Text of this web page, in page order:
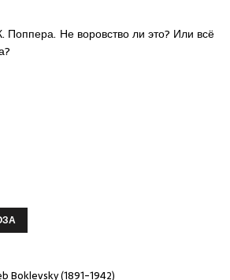
Поппера. Не воровство ли это? Или всё
Boklevsky (1891-1942)